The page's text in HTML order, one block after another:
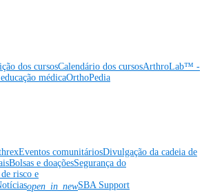
dos cursosCalendário dos cursosArthroLab™ -
médicaOrthoPedia
Eventos comunitáriosDivulgação da cadeia de
Bolsas e doaçõesSegurança do
risco e
open_in_newSBA Support